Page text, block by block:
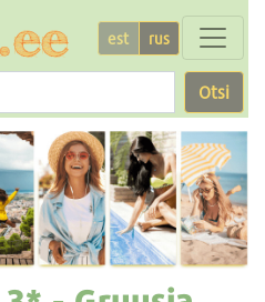
est rus
Otsi